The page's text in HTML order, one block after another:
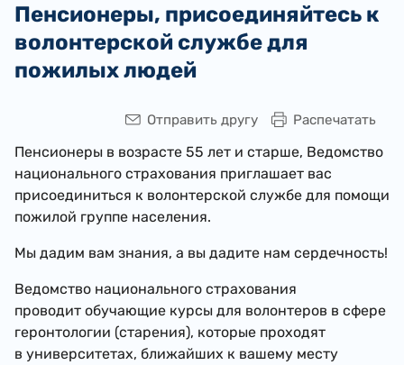
Пенсионеры, присоединяйтесь к
волонтерской службе для
пожилых людей
Распечатать
Отправить другу
Пенсионеры в возрасте 55 лет и старше, Ведомство
национального страхования приглашает вас
присоединиться к волонтерской службе для помощи
пожилой группе населения.
Мы дадим вам знания, а вы дадите нам сердечность!
Ведомство национального страхования
проводит обучающие курсы для волонтеров в сфере
геронтологии (старения), которые проходят
в университетах, ближайших к вашему месту